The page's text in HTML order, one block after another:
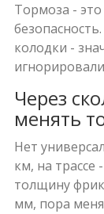
Тормоза - это
колодки -
Через
менять
Нет
км, на трассе
толщину
мм, пора